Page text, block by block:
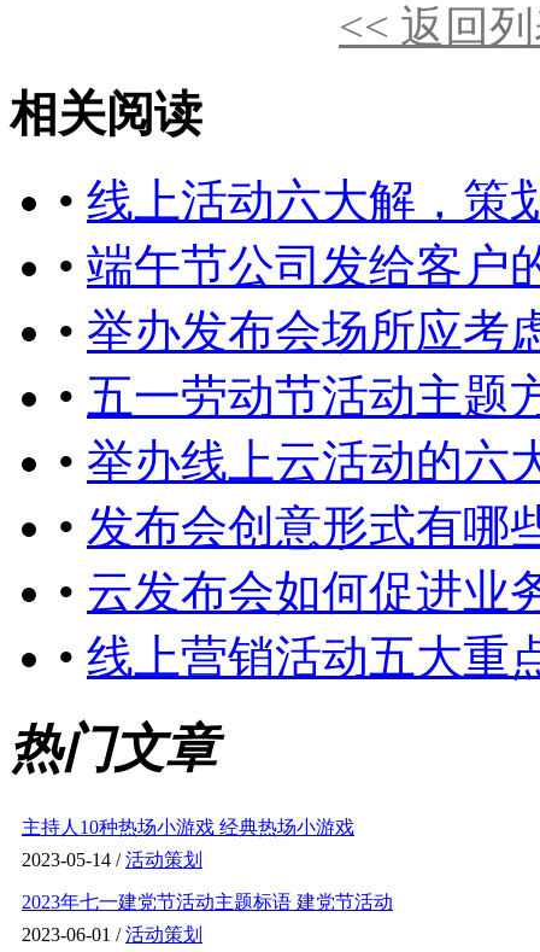
<< 返回
相关阅读
• 线上活动六大解，策
• 端午节公司发给客户
• 举办发布会场所应考
• 五一劳动节活动主题
• 举办线上云活动的六
• 发布会创意形式有哪
• 云发布会如何促进业
• 线上营销活动五大重
热门文章
主持人10种热场小游戏 经典热场小游戏
2023-05-14 /活动策划
2023年七一建党节活动主题标语 建党节活动
2023-06-01 /活动策划